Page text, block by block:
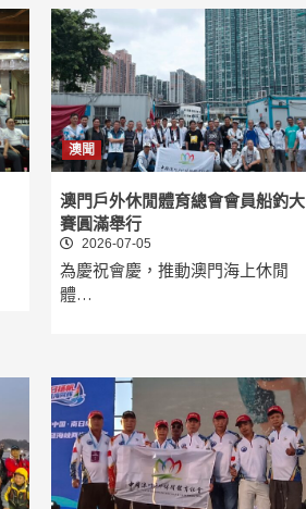
澳聞
澳門戶外休閒體育總會會員船釣大
賽圓滿舉行
2026-07-05
為慶祝會慶，推動澳門海上休閒
體…